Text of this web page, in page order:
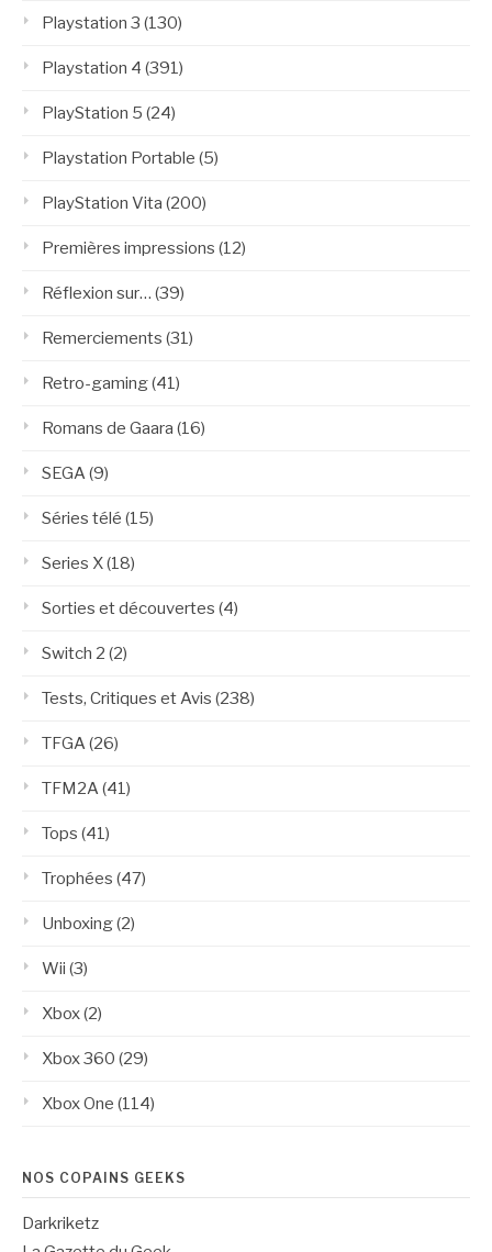
Playstation 3 (130)
Playstation 4 (391)
PlayStation 5 (24)
Playstation Portable (5)
PlayStation Vita (200)
Premières impressions (12)
Réflexion sur… (39)
Remerciements (31)
Retro-gaming(41)
Romans de Gaara (16)
SEGA (9)
Séries télé (15)
Series X(18)
Sorties et découvertes (4)
Switch 2 (2)
Tests, Critiques et Avis (238)
TFGA (26)
TFM2A (41)
Tops (41)
Trophées (47)
Unboxing(2)
Wii (3)
Xbox(2)
Xbox 360 (29)
Xbox One (114)
NOS COPAINS GEEKS
Darkriketz